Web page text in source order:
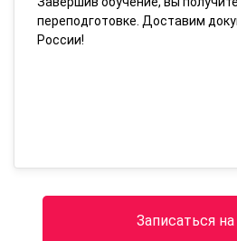
переподготовке. Доставим
России!
Записаться